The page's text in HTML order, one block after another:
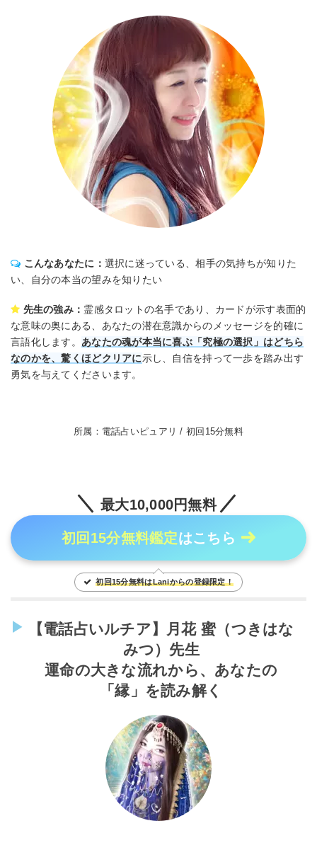
こんなあなたに： 選択に迷っている、相手の気持ちが知りた
い、自分の本当の望みを知りたい
先生の強み： 霊感タロットの名手であり、カードが示す表面的
な意味の奥にある、あなたの潜在意識からのメッセージを的確に
言語化します。 あなたの魂が本当に喜ぶ「究極の選択」はどちら
なのかを、驚くほどクリアに示し、自信を持って一歩を踏み出す
勇気を与えてくださいます。
所属：電話占いピュアリ / 初回15分無料
最大10,000円無料
初回15分無料鑑定はこちら
初回15分無料はLaniからの登録限定！
【電話占いルチア】月花 蜜（つきはな
みつ）先生
運命の大きな流れから、あなたの
「縁」を読み解く